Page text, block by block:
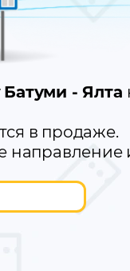
Батуми - Ялта
в продаже.